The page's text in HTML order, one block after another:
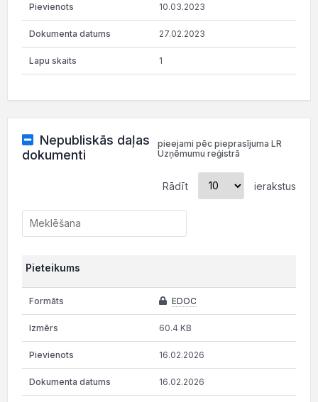
10.03.2023
27.02.2023
1
Nepubliskās daļas
dokumenti
pieejami pēc pieprasījuma LR
Uzņēmumu reģistrā
Rādīt ierakstus
Pieteikums
EDOC
60.4 KB
16.02.2026
16.02.2026